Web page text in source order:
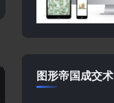
图形帝国成交术